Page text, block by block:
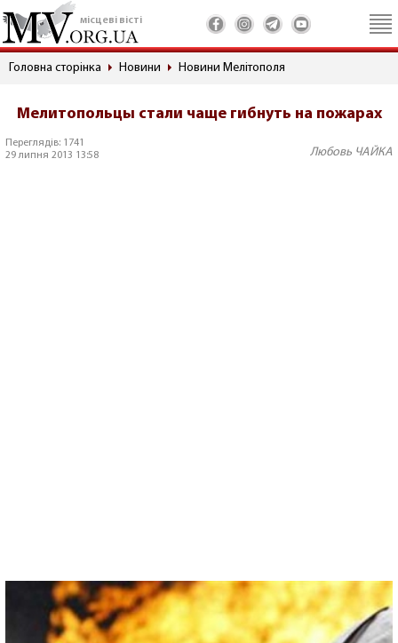
місцеві вісті
Головна сторінка Новини Новини Мелітополя
Мелитопольцы стали чаще гибнуть на пожарах
Переглядів: 1741
29 липня 2013 13:58
Любовь ЧАЙКА